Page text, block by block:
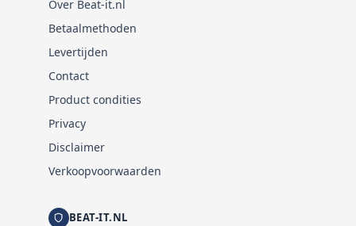
Over Beat-it.nl
Betaalmethoden
Levertijden
Contact
Product condities
Privacy
Disclaimer
Verkoopvoorwaarden
BEAT-IT.NL